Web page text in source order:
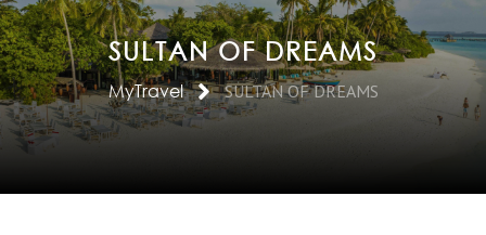
SULTAN OF DREAMS
MyTravel SULTAN OF DREAMS